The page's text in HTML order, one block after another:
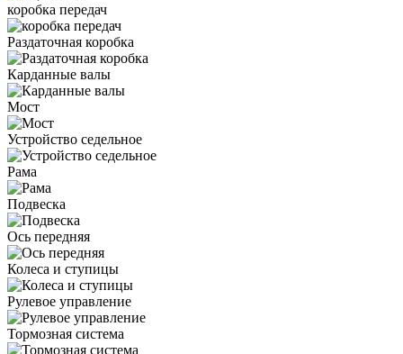
коробка передач
Раздаточная коробка
Карданные валы
Мост
Устройство седельное
Рама
Подвеска
Ось передняя
Колеса и ступицы
Рулевое управление
Тормозная система